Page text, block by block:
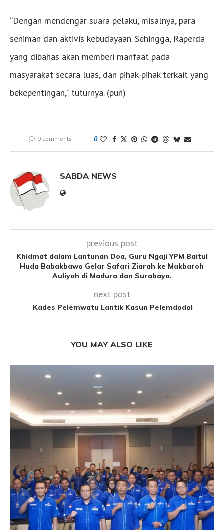
“Dengan mendengar suara pelaku, misalnya, para
seniman dan aktivis kebudayaan. Sehingga, Raperda
yang dibahas akan memberi manfaat pada
masyarakat secara luas, dan pihak-pihak terkait yang
bekepentingan,” tuturnya. (pun)
0 comments 0
SABDA NEWS
previous post
Khidmat dalam Lantunan Doa, Guru Ngaji YPM Baitul
Huda Babakbawo Gelar Safari Ziarah ke Makbaroh
Auliyah di Madura dan Surabaya.
next post
Kades Pelemwatu Lantik Kasun Pelemdodol
YOU MAY ALSO LIKE